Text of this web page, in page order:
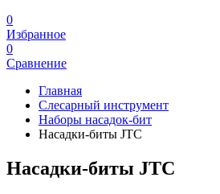
0
Избранное
0
Сравнение
Главная
Слесарный инструмент
Наборы насадок-бит
Насадки-биты JTC
Насадки-биты JTC